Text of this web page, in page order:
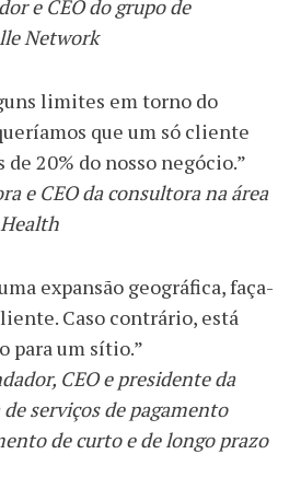
e CEO do grupo de
Network
limites em torno do
que um só cliente
20% do nosso negócio.”
e CEO da consultora na área
expansão geográfica, faça-
Caso contrário, está
para um sítio.”
CEO e presidente da
serviços de pagamento
de curto e de longo prazo